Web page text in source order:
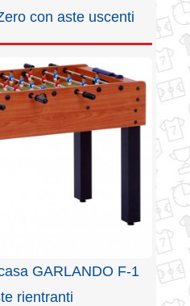
con aste uscenti
GARLANDO F-1
rientranti